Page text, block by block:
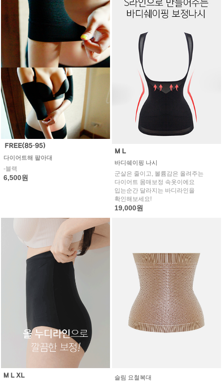
다이어트해 팔아대
-블랙
6,500원
바디쉐이핑 나시
군살은 줄이고, 볼륨감은 올려주는
다이어트 몸매보정 속옷이에요
입는순간 달라지는 바디라인을
확인해보세요!
19,000원
슬림 요철복대